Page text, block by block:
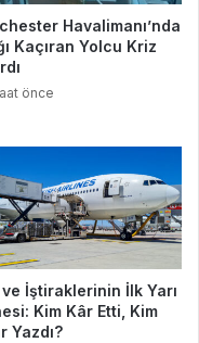
Havalimanı’nda
Kaçıran Yolcu Kriz
önce
ve İştiraklerinin İlk Yarı
Kim Kâr Etti, Kim
Yazdı?